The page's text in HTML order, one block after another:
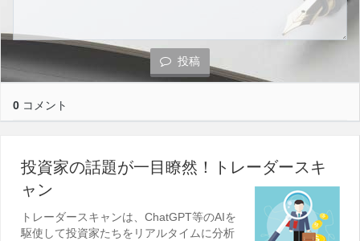
投稿
0 コメント
投資家の話題が一目瞭然！トレーダースキ
ャン
トレーダースキャンは、ChatGPT等のAIを
駆使して投資家たちをリアルタイムに分析